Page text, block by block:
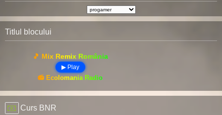
Titlul blocului
🎵 Mix Remix România
▶ Play
📻 Ecolomania Radio
Curs BNR